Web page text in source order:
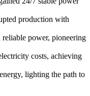
production with
reliable power, pioneering
costs, achieving
lighting the path to